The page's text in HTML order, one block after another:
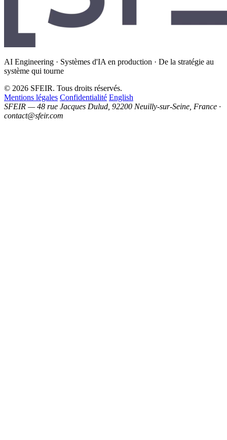
AI Engineering · Systèmes d'IA en production · De la stratégie au
système qui tourne
© 2026 SFEIR. Tous droits réservés.
Mentions légales Confidentialité English
SFEIR — 48 rue Jacques Dulud, 92200 Neuilly-sur-Seine, France ·
contact@sfeir.com